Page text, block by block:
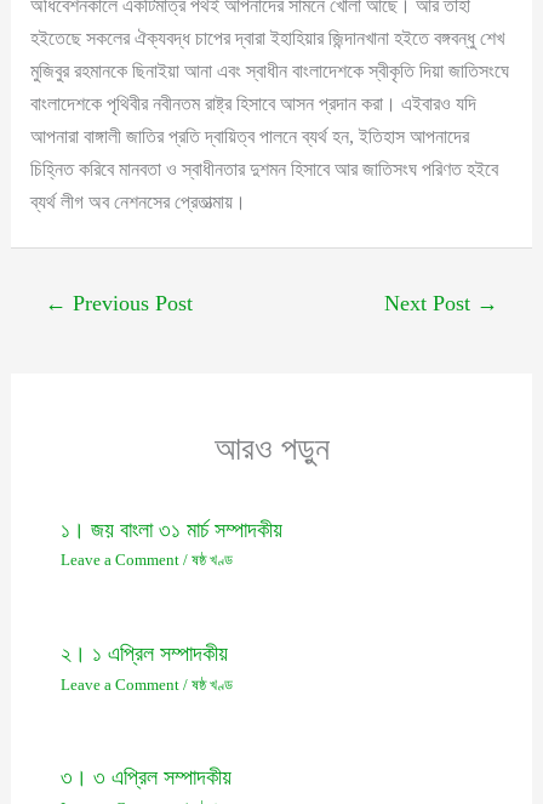
অধিবেশনকালে একটিমাত্র পথই আপনাদের সামনে খোলা আছে। আর তাহা
হইতেছে সকলের ঐক্যবদ্ধ চাপের দ্বারা ইহাহিয়ার জিন্দানখানা হইতে বঙ্গবন্ধু শেখ
মুজিবুর রহমানকে ছিনাইয়া আনা এবং স্বাধীন বাংলাদেশকে স্বীকৃতি দিয়া জাতিসংঘে
বাংলাদেশকে পৃথিবীর নবীনতম রাষ্ট্র হিসাবে আসন প্রদান করা। এইবারও যদি
আপনারা বাঙ্গালী জাতির প্রতি দ্বায়িত্ব পালনে ব্যর্থ হন, ইতিহাস আপনাদের
চিহ্নিত করিবে মানবতা ও স্বাধীনতার দুশমন হিসাবে আর জাতিসংঘ পরিণত হইবে
ব্যর্থ লীগ অব নেশনসের প্রেতাত্মায়।
← Previous Post Next Post →
আরও পড়ুন
১। জয় বাংলা ৩১ মার্চ সম্পাদকীয়
Leave a Comment / ষষ্ঠ খণ্ড
২। ১ এপ্রিল সম্পাদকীয়
Leave a Comment / ষষ্ঠ খণ্ড
৩। ৩ এপ্রিল সম্পাদকীয়